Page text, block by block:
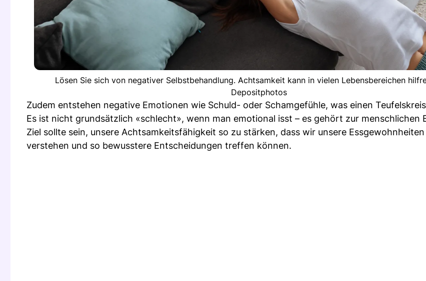
Lösen Sie sich von negativer Selbstbehandlung. Achtsamkeit kann in vielen Lebensbereichen
Depositphotos
Zudem entstehen negative Emotionen wie Schuld- oder Schamgefühle, was einen
Es ist nicht grundsätzlich «schlecht», wenn man emotional isst – es gehört zur menschlichen
Ziel sollte sein, unsere Achtsamkeitsfähigkeit so zu stärken, dass wir unsere
verstehen und so bewusstere Entscheidungen treffen können.